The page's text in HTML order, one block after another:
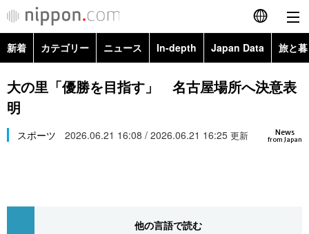
English
简体字
カテゴリー
経済・ビジネス
トップ
In-depth
新着 カテゴリー ニュース In-depth Japan Data 旅と
政治・外交
経済・ビジネス
Topics
大の里「優勝を目指す」 名古屋場所へ決意表
明
News
from Japan
スポーツ 2026.06.21 16:08 / 2026.06.21 16:25 更新
他の言語で読む